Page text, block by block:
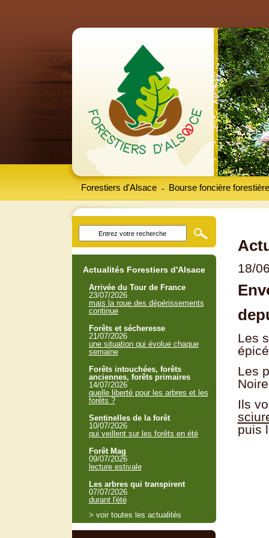
Forestiers d'Alsace Bourse foncière forestière
-
18/
Les
Les
Ils
puis
Actualités Forestiers d'Alsace
Arrivée du Tour de France
23/07/2026
mais la roue des dépérissements
continue
Forêts et sécheresse
21/07/2026
une situation qui évolue chaque
semaine
Forêts intouchées, forêts
anciennes, forêts primaires
14/07/2026
quelle liberté pour les arbres et les
forêts ?
Sentinelles de la forêt
10/07/2026
qui veillent sur les forêts en été
Forêt Mag
09/07/2026
lecture estivale
Les arbres qui transpirent
07/07/2026
durant l'été
> voir toutes les actualités